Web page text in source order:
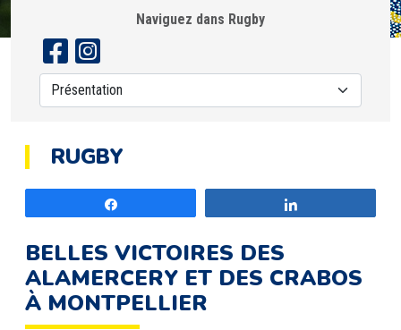
Naviguez dans Rugby
RUGBY
BELLES VICTOIRES DES
ALAMERCERY ET DES CRABOS
À MONTPELLIER